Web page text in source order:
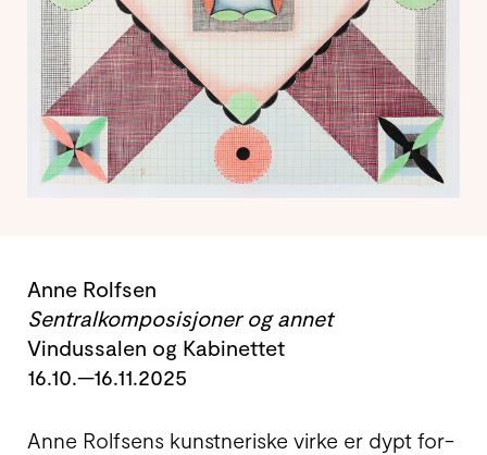
Anne Rolfsen
Sentralkomposisjoner og annet
Vindussalen og Kabinettet
16.10.—16.11.2025
Anne Rolfsens kunstneriske virke er dypt for­